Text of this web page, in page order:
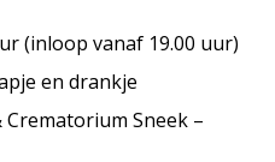
(inloop vanaf 19.00 uur)
en drankje
Sneek –